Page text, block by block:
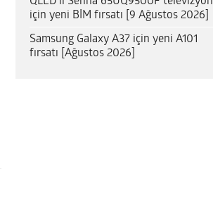
için yeni BİM fırsatı [9 Ağustos 2026]
Samsung Galaxy A37 için yeni A101
fırsatı [Ağustos 2026]